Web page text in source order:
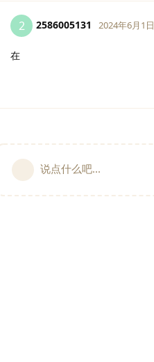
2 2586005131 2024年6月1日
在
说点什么吧...